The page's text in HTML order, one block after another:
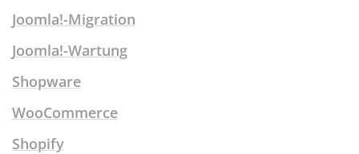
Joomla!-Migration
Joomla!-Wartung
Shopware
WooCommerce
Shopify